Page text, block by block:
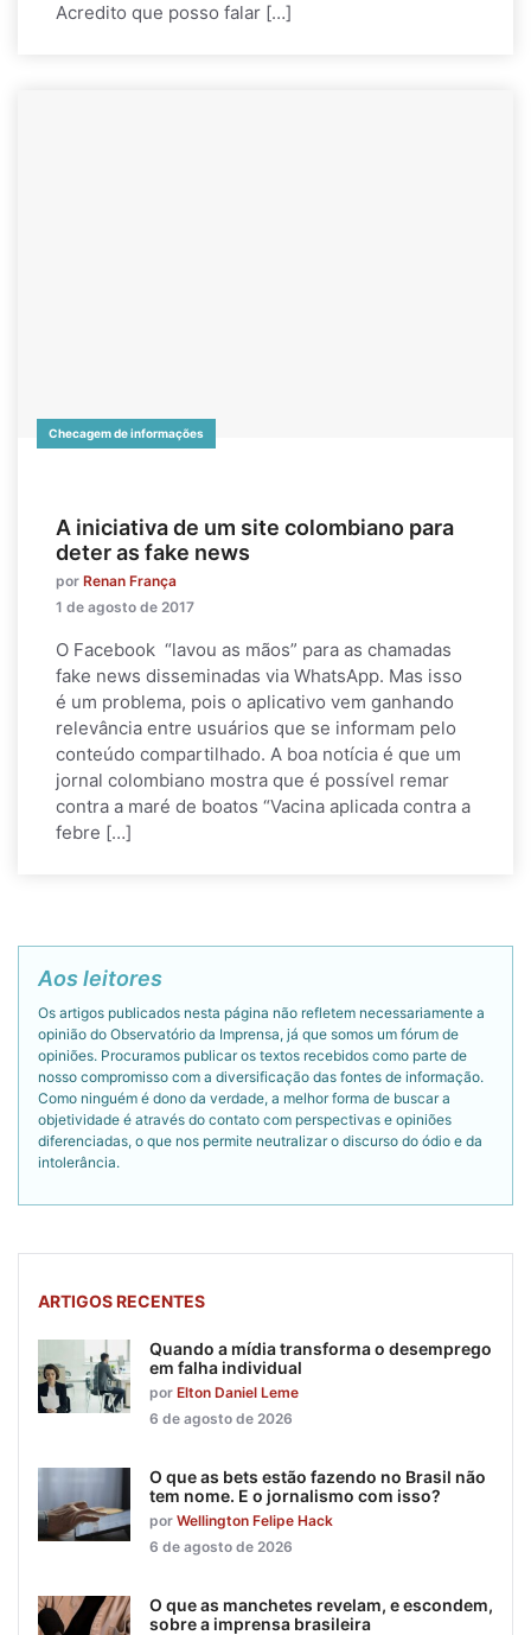
Acredito que posso falar […]
Checagem de informações
A iniciativa de um site colombiano para
deter as fake news
por Renan França
1 de agosto de 2017
O Facebook “lavou as mãos” para as chamadas
fake news disseminadas via WhatsApp. Mas isso
é um problema, pois o aplicativo vem ganhando
relevância entre usuários que se informam pelo
conteúdo compartilhado. A boa notícia é que um
jornal colombiano mostra que é possível remar
contra a maré de boatos “Vacina aplicada contra a
febre […]
Aos leitores
Os artigos publicados nesta página não refletem necessariamente a
opinião do Observatório da Imprensa, já que somos um fórum de
opiniões. Procuramos publicar os textos recebidos como parte de
nosso compromisso com a diversificação das fontes de informação.
Como ninguém é dono da verdade, a melhor forma de buscar a
objetividade é através do contato com perspectivas e opiniões
diferenciadas, o que nos permite neutralizar o discurso do ódio e da
intolerância.
ARTIGOS RECENTES
Quando a mídia transforma o desemprego
em falha individual
por Elton Daniel Leme
6 de agosto de 2026
O que as bets estão fazendo no Brasil não
tem nome. E o jornalismo com isso?
por Wellington Felipe Hack
6 de agosto de 2026
O que as manchetes revelam, e escondem,
sobre a imprensa brasileira